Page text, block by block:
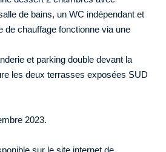
de bains, un WC indépendant et
de chauffage fonctionne via une
et parking double devant la
les deux terrasses exposées SUD
2023.
sur le site internet de